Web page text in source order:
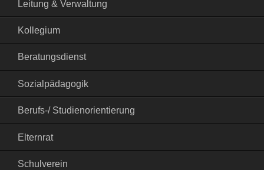
Leitung & Verwaltung
Kollegium
Beratungsdienst
Sozialpädagogik
Berufs-/ Studienorientierung
Elternrat
Schulverein